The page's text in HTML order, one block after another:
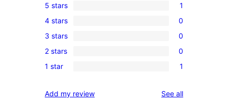
1
5-
star
review
5 stars 1
0
4-
star
reviews
4 stars 0
0
3-
star
3 stars 0
0
2-
reviews
2 stars 0
1
star
1 star 1
Add my review See allreviews